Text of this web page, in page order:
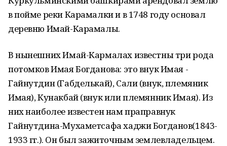
в пойме реки Карамалки и в 1748 году основал
деревню Имай-Карамалы.
В нынешних Имай-Кармалах известны три рода
потомков Имая Богданова: это внук Имая -
Гайнутдин (Габделькай), Сали (внук, племяник
Имая), Кунакбай (внук или племянник Имая). Из
них наиболее известен нам праправнук
Гайнутдина-Мухаметсафа хаджи Богданов(1843-
1933 гг.). Он был зажиточным землевладельцем.